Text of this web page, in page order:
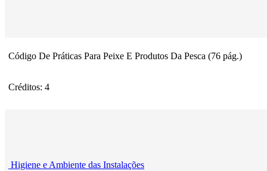
Código De Práticas Para Peixe E Produtos Da Pesca (76 pág.)
Créditos: 4
Higiene e Ambiente das Instalações